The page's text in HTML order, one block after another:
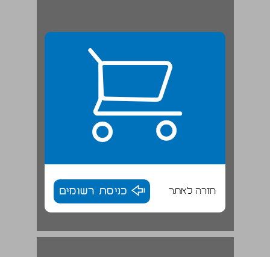
חזרה לאתר כניסת רשומים